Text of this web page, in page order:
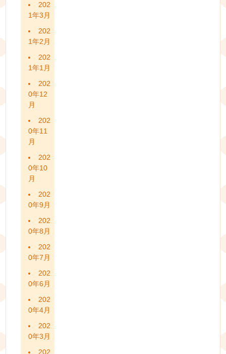
202
1年3月
202
1年2月
202
1年1月
202
0年12
月
202
0年11
月
202
0年10
月
202
0年9月
202
0年8月
202
0年7月
202
0年6月
202
0年4月
202
0年3月
202